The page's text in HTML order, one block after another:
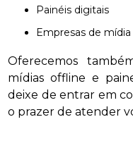
painéis digitais
empresas de mídia
Oferecemos
mídias offline e
deixe de entrar em
o prazer de atender